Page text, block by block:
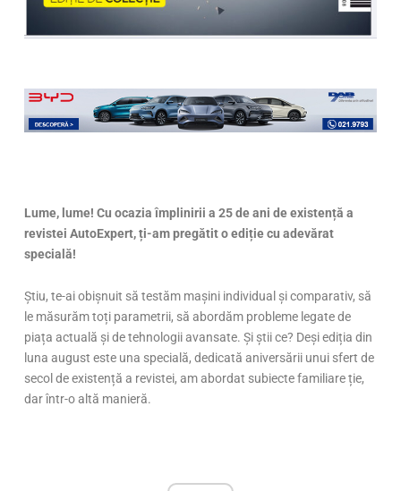
Lume, lume! Cu ocazia împlinirii a 25 de ani de existență a
revistei AutoExpert, ți-am pregătit o ediție cu adevărat
specială!
Știu, te-ai obișnuit să testăm mașini individual și comparativ, să
le măsurăm toți parametrii, să abordăm probleme legate de
piața actuală și de tehnologii avansate. Și știi ce? Deși ediția din
luna august este una specială, dedicată aniversării unui sfert de
secol de existență a revistei, am abordat subiecte familiare ție,
dar într-o altă manieră.